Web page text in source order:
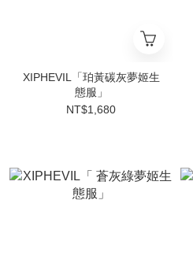
XIPHEVIL「珀黃碳灰夢姬生
態服」
NT$1,680